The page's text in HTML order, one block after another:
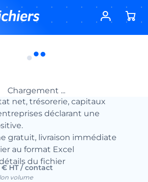
Chargement ...
Trésorerie Positive
données financières (CA,
net, trésorerie, capitaux
déclarant une
gratuit, livraison immédiate
au format Excel
du fichier
€ HT / contact
volume